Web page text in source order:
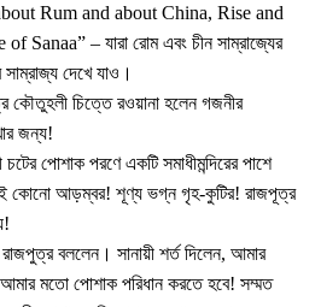
Rum and about China, Rise and
– যারা রোম এবং চীন সাম্রাজ্যের
দেখে যাও।
কৌতুহলী চিত্তে রওয়ানা হলেন গজনীর
জন্য!
চটের পোশাক পরণে একটি সমাধীমন্দিরের পাশে
কোনো আড়ম্বর! শূণ্য ভগ্ন গৃহ-কুটির! রাজপূত্র
বললেন। সানায়ী শর্ত দিলেন, আমার
আমার মতো পোশাক পরিধান করতে হবে! সম্মত